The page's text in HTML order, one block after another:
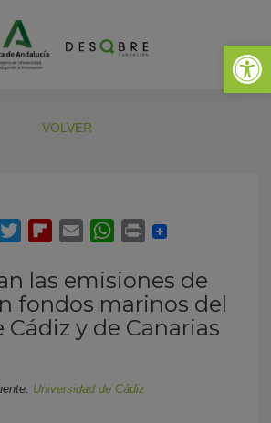
Abrir
VOLVER
las emisiones de
fondos marinos del
Cádiz y de Canarias
Universidad de Cádiz